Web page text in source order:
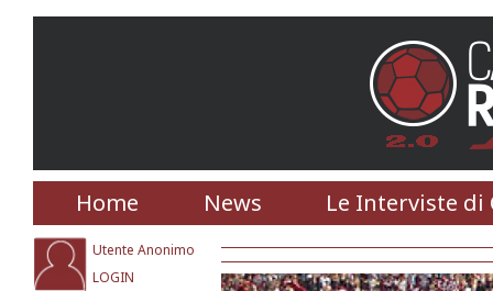
Home News Le Interviste di
Utente Anonimo
LOGIN